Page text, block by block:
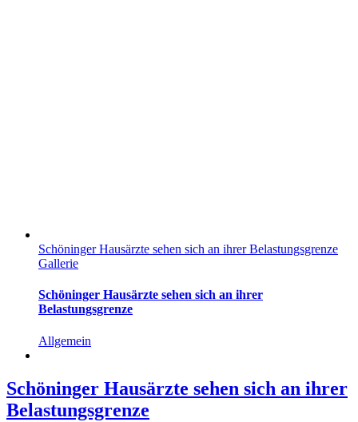
Schöninger Hausärzte sehen sich an ihrer Belastungsgrenze
Gallerie
Schöninger Hausärzte sehen sich an ihrer
Belastungsgrenze
Allgemein
Schöninger Hausärzte sehen sich an ihrer
Belastungsgrenze